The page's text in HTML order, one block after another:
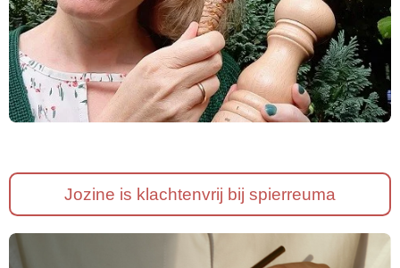
Jozine is klachtenvrij bij spierreuma